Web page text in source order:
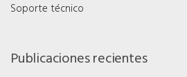
Soporte técnico
Publicaciones recientes